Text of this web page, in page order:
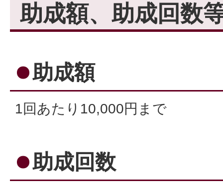
助成額、助成回数
助成額
1回あたり10,000円まで
助成回数